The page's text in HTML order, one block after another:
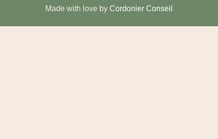
Made with love by Cordonier Conseil